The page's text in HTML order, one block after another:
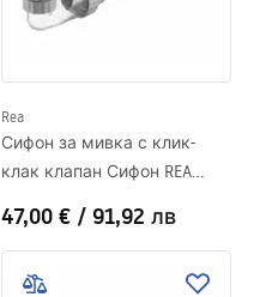
Rea
Сифон за мивка с клик-
клак клапан Сифон REA
47,00 € / 91,92 лв